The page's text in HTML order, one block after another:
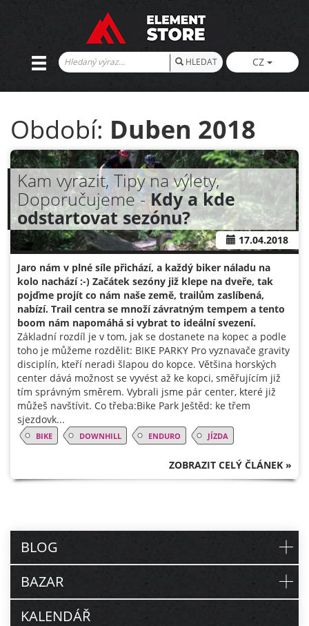
HLEDAT CZ
Období: Duben 2018
Kam vyrazit, Tipy na výlety,
Doporučujeme -Kdy a kde
odstartovat sezónu?
17.04.2018
Jaro nám v plné síle přichází, a každý biker náladu na
kolo nachází :-) Začátek sezóny již klepe na dveře, tak
pojďme projít co nám naše země, trailům zaslíbená,
nabízí. Trail centra se množí závratným tempem a tento
boom nám napomáhá si vybrat to ideální svezení.
Základní rozdíl je v tom, jak se dostanete na kopec a podle
toho je můžeme rozdělit: BIKE PARKY Pro vyznavače gravity
disciplín, kteří neradi šlapou do kopce. Většina horských
center dává možnost se vyvést až ke kopci, směřujícím již
tím správným směrem. Vybrali jsme pár center, které již
můžeš navštívit. Co třeba:Bike Park Ještěd: ke třem
sjezdovk...
BIKE DOWNHILL ENDURO JÍZDA
ZOBRAZIT CELÝ ČLÁNEK »
BLOG
BAZAR
KALENDÁŘ